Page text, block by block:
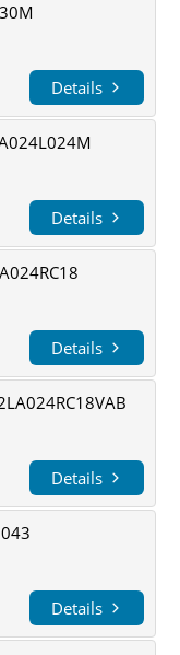
Details
Details
Details
Details
Details